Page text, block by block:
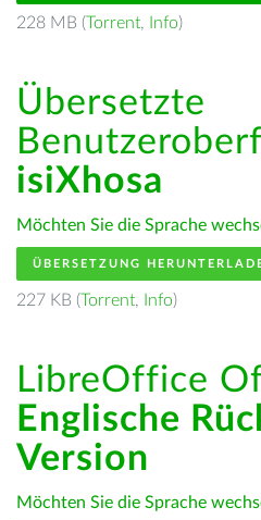
228 MB (Torrent, Info)
Übersetzte
isiXhosa
Möchten Sie die Sprache
ÜBERSETZUNG
227 KB (Torrent, Info)
LibreOffice
Englische
Version
Möchten Sie die Sprache